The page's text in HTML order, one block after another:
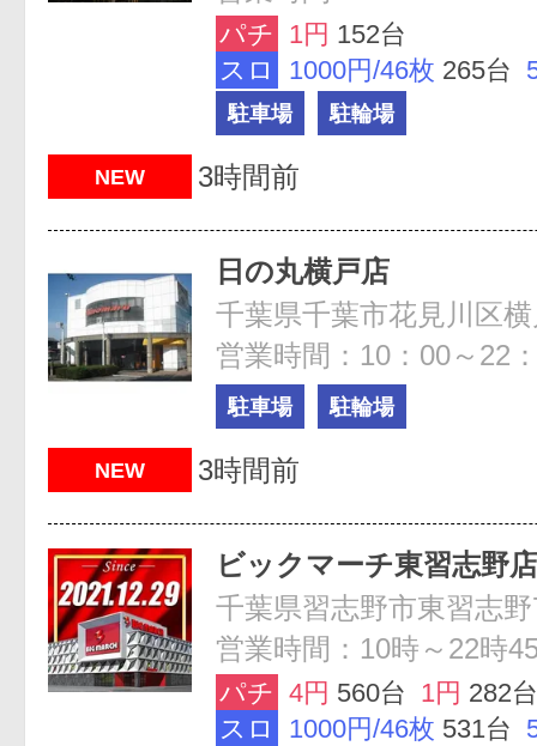
パチ 1円 152台
スロ
1000円/46枚 265台
駐車場 駐輪場
NEW 3時間前
日の丸横戸店
千葉県千葉市花見川区
営業時間：10：00～22
駐車場 駐輪場
NEW 3時間前
ビックマーチ東習志野店
千葉県習志野市東習志
営業時間：10時～22時
パチ 4円 560台 1円 282台
スロ
1000円/46枚 531台